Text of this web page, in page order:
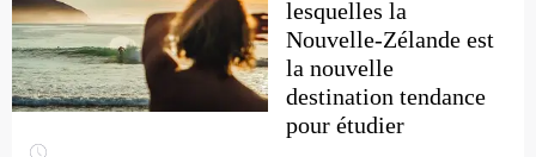
lesquelles la
Nouvelle-Zélande est
la nouvelle
destination tendance
pour étudier